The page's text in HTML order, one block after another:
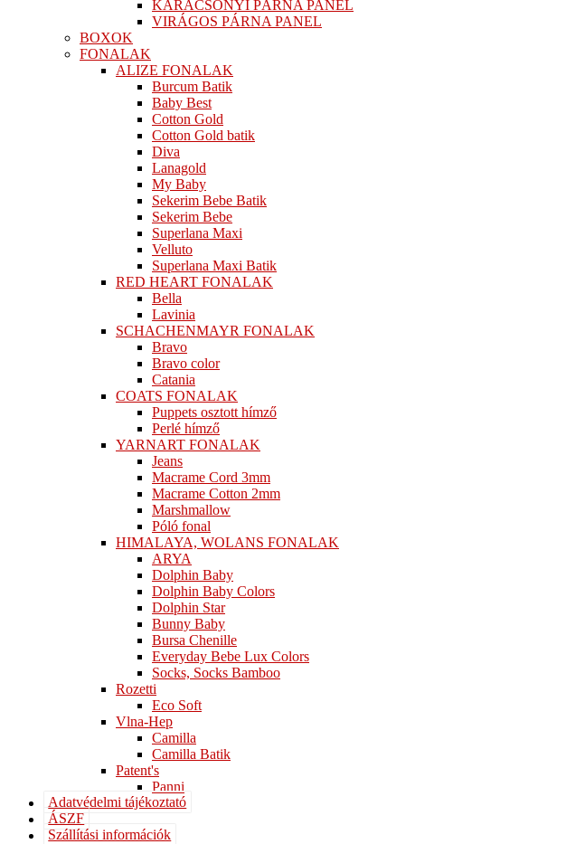
KARÁCSONYI PÁRNA PANEL
VIRÁGOS PÁRNA PANEL
BOXOK
FONALAK
ALIZE FONALAK
Burcum Batik
Baby Best
Cotton Gold
Cotton Gold batik
Diva
Lanagold
My Baby
Sekerim Bebe Batik
Sekerim Bebe
Superlana Maxi
Velluto
Superlana Maxi Batik
RED HEART FONALAK
Bella
Lavinia
SCHACHENMAYR FONALAK
Bravo
Bravo color
Catania
COATS FONALAK
Puppets osztott hímző
Perlé hímző
YARNART FONALAK
Jeans
Macrame Cord 3mm
Macrame Cotton 2mm
Marshmallow
Póló fonal
HIMALAYA, WOLANS FONALAK
ARYA
Dolphin Baby
Dolphin Baby Colors
Dolphin Star
Bunny Baby
Bursa Chenille
Everyday Bebe Lux Colors
Socks, Socks Bamboo
Rozetti
Eco Soft
Vlna-Hep
Camilla
Camilla Batik
Patent's
Panni
Adatvédelmi tájékoztató
ÁSZF
Szállítási információk